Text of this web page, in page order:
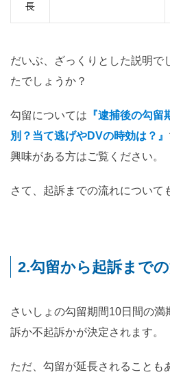
長
だいぶ、ざっくりとした説明で
たでしょうか？
勾留については 『逮捕後の勾
別？当て逃げやDVの時効は？』
興味がある方はご覧ください。
さて、起訴までの流れについて
2.勾留から起訴まで
さいしょの勾留期間10日間の
訴か不起訴かが決定されます。
ただ、勾留が延長されることも